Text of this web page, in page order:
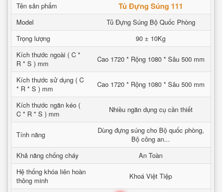
Tên sản phẩm Tủ Đựng Súng 111
Model
Tủ Đựng Súng Bộ Quốc Phòng
Trọng lượng
90 ± 10Kg
Kích thước ngoài ( C *
R * S ) mm
Cao 1720 * Rộng 1080 * Sâu 500 mm
Kích thước sử dụng ( C
* R * S ) mm
Cao 1720 * Rộng 1080 * Sâu 500 mm
Kích thước ngăn kéo (
C * R * S ) mm
Nhiều ngăn dụng cụ cần thiết
Tính năng
Dùng đựng súng cho Bộ quốc phòng,
Bộ công an...
Khả năng chống cháy
An Toàn
Hệ thống khóa liên hoàn
thông minh
Khoá Việt Tiệp